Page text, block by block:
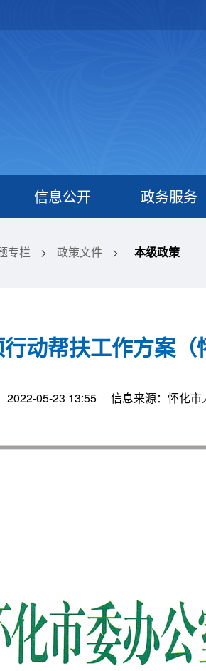
信息公开 政务服务
专栏 > 政策文件 > 本级政策
动帮扶工作方案（
2022-05-23 13:55 信息来源：怀化市